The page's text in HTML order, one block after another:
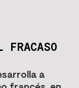
FRACASO
a